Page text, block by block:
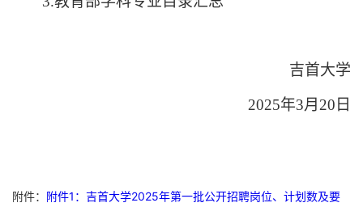
吉首大学
2025年3月20日
附件： 附件1：吉首大学2025年第一批公开招聘岗位、计划数及要